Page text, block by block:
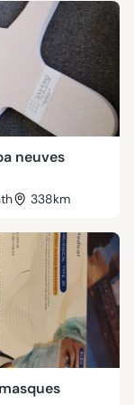
neuves
338km